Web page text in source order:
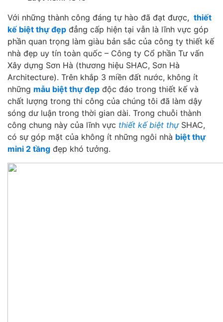
Với những thành công đáng tự hào đã đạt được, thiết
kế biệt thự đẹp đẳng cấp hiện tại vẫn là lĩnh vực góp
phần quan trọng làm giàu bản sắc của công ty thiết kế
nhà đẹp uy tín toàn quốc – Công ty Cổ phần Tư vấn
Xây dựng Sơn Hà (thương hiệu SHAC, Sơn Hà
Architecture). Trên khắp 3 miền đất nước, không ít
những mẫu biệt thự đẹp độc đáo trong thiết kế và
chất lượng trong thi công của chúng tôi đã làm dậy
sóng dư luận trong thời gian dài. Trong chuỗi thành
công chung này của lĩnh vực thiết kế biệt thựSHAC,
có sự góp mặt của không ít những ngôi nhà biệt thự
mini 2 tầng đẹp khó tưởng.